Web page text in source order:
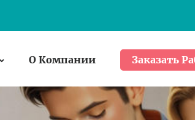
О Компании Заказать